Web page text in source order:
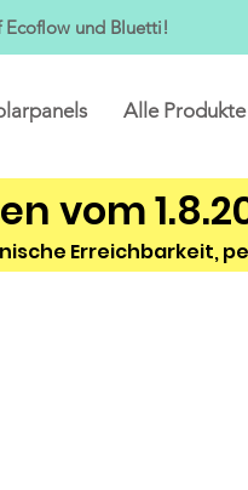
Ecoflow und Bluetti!
Alle Produkte
vom
Erreichbarkeit,